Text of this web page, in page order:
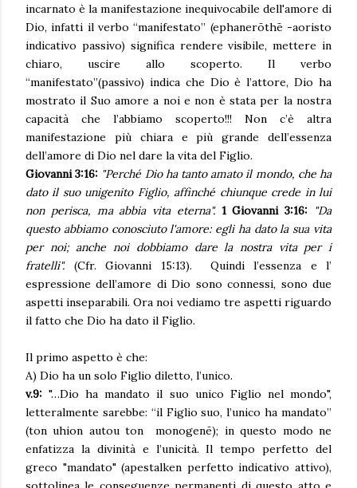
incarnato è la manifestazione inequivocabile dell'amore di
Dio, infatti il verbo “manifestato” (ephanerōthē -aoristo
indicativo passivo) significa rendere visibile, mettere in
chiaro, uscire allo scoperto. Il verbo
“manifestato”(passivo) indica che Dio è l’attore, Dio ha
mostrato il Suo amore a noi e non è stata per la nostra
capacità che l’abbiamo scoperto!!! Non c’è altra
manifestazione più chiara e più grande dell’essenza
dell’amore di Dio nel dare la vita del Figlio.
Giovanni 3:16: "Perché Dio ha tanto amato il mondo, che ha
dato il suo unigenito Figlio, affinché chiunque crede in lui
non perisca, ma abbia vita eterna". 1 Giovanni 3:16: "Da
questo abbiamo conosciuto l'amore: egli ha dato la sua vita
per noi; anche noi dobbiamo dare la nostra vita per i
fratelli". (Cfr. Giovanni 15:13). Quindi l’essenza e l’
espressione dell’amore di Dio sono connessi, sono due
aspetti inseparabili. Ora noi vediamo tre aspetti riguardo
il fatto che Dio ha dato il Figlio.
Il primo aspetto è che:
A) Dio ha un solo Figlio diletto, l’unico.
v.9: "…Dio ha mandato il suo unico Figlio nel mondo",
letteralmente sarebbe: “il Figlio suo, l’unico ha mandato”
(ton uhion autou ton monogenē); in questo modo ne
enfatizza la divinità e l’unicità. Il tempo perfetto del
greco "mandato" (apestalken perfetto indicativo attivo),